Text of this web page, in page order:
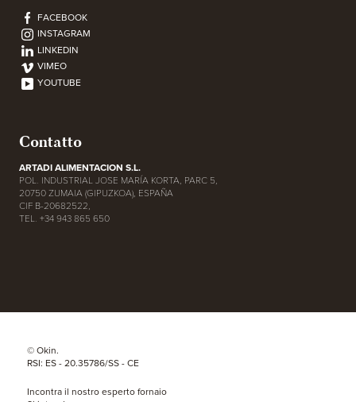
FACEBOOK
INSTAGRAM
LINKEDIN
VIMEO
YOUTUBE
Contatto
ARTADI ALIMENTACION S.L.
POL. INDUSTRIAL JOSE MARÍA KORTA, PARC 5,
20750 ZUMAIA (GIPUZKOA), ESPAÑA
CIF B-20682522,
TEL. +34 943 865 650
© Okin.
RSI: ES - 20.35786/SS - CE
Incontra il nostro esperto fornaio